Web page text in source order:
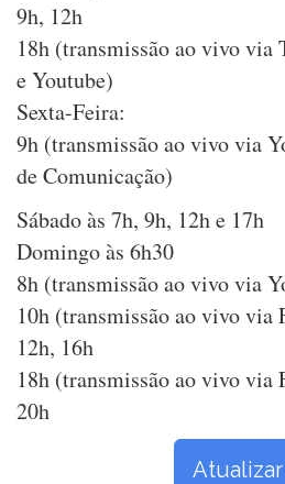
9h, 12h
18h (transmissão ao vivo via
e Youtube)
Sexta-Feira:
9h (transmissão ao vivo via
de Comunicação)
Sábado às 7h, 9h, 12h e 17h
Domingo às 6h30
8h (transmissão ao vivo via
10h (transmissão ao vivo via
12h, 16h
18h (transmissão ao vivo via
20h